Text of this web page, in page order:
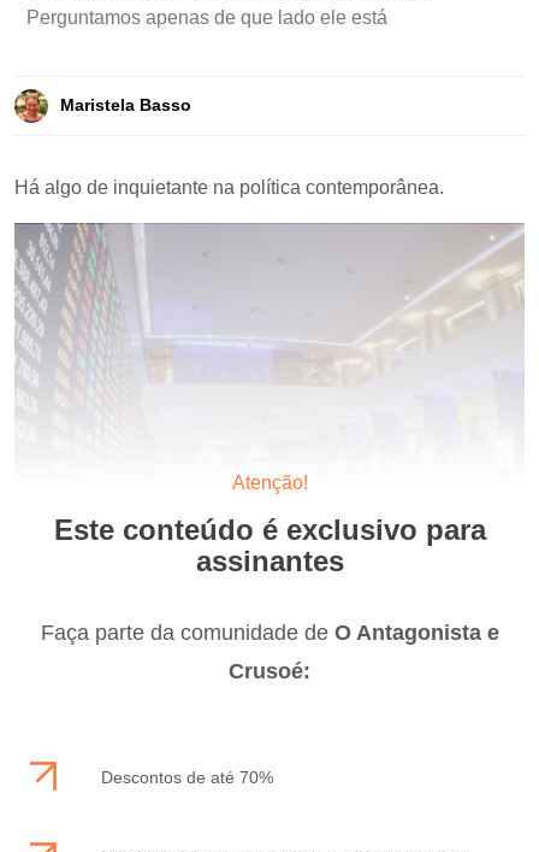
Perguntamos apenas de que lado ele está
Maristela Basso
Atenção!
Este conteúdo é exclusivo para
assinantes
Faça parte da comunidade de O Antagonista e
Crusoé:
Descontos de até 70%
Há algo de inquietante na política contemporânea.